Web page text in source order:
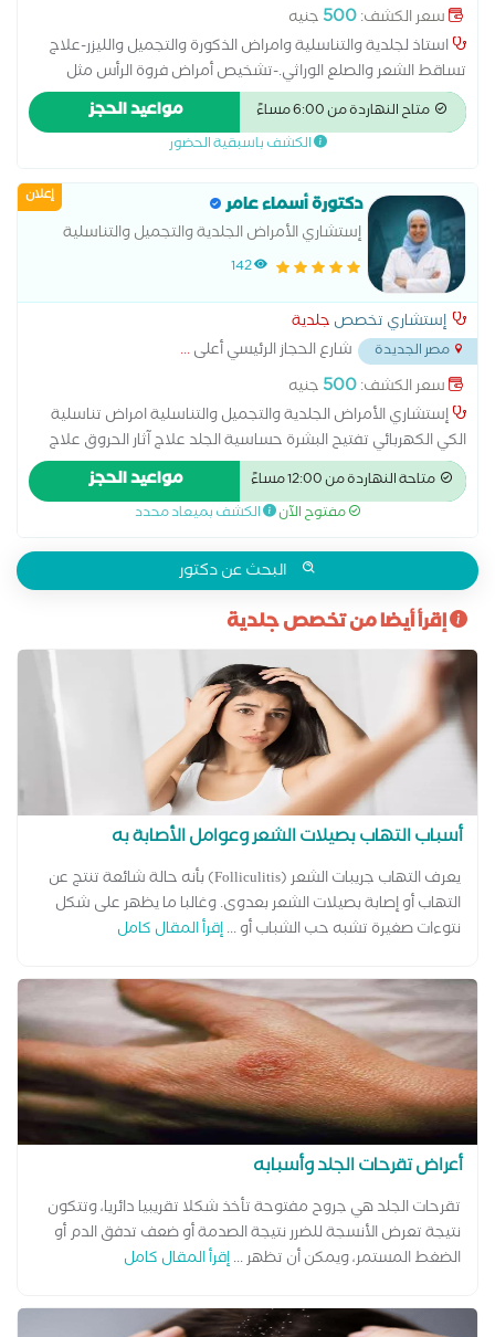
سعر الكشف:500 جنيه
استاذ لجلدية والتناسلية وامراض الذكورة والتجميل والليزر-علاج
تساقط الشعر والصلع الوراثي.-تشخيص أمراض فروة الرأس مثل
القشرة والالتهابات.-تقديم خطط علاج دوائية أو تجميلية-العنايه
بالبشره والشعر -حقن الميزوثيرابي والبلازما-والخلايا الجذعية للشعر
والبشره-حقن الهالات السوداء بالبلازما والميزوثيرابي حقن الشفايف
الخراج ،ازاله الكيس الدهني ، ازاله الاظافر ،ازاله الزوائد الجلديه ، ازاله
السنط والثالول-والديرما بن
متاح النهاردة من 6:00 مساءً مواعيد الحجز
الكشف باسبقية الحضور
إعلان دكتورة أسماء عامر
إستشاري الأمراض الجلدية والتجميل والتناسلية
142
إستشاري تخصص جلدية
مصر الجديدة شارع الحجاز الرئيسي أعلى...
سعر الكشف:500 جنيه
إستشاري الأمراض الجلدية والتجميل والتناسلية امراض تناسلية
الكي الكهربائي تفتيح البشرة حساسية الجلد علاج آثار الحروق علاج
الإكزيما علاج البشرة علاج التجاعيد علاج التصبغات الجلدية علاج
التينيا علاج الصدفية علاج الصلع علاج الصلع الوراثى علاج الطفح
الجلدي علاج الكَلَف علاج الكيس الدهني علاج النمش علاج سقوط
متاحة النهاردة من 12:00 مساءً مواعيد الحجز
مفتوح الآن الكشف بميعاد محدد
البحث عن دكتور
إقرأ أيضا من تخصص جلدية
أسباب التهاب بصيلات الشعر وعوامل الأصابة به
يعرف التهاب جريبات الشعر (Folliculitis) بأنه حالة شائعة تنتج عن
التهاب أو إصابة بصيلات الشعر بعدوى. وغالبا ما يظهر على شكل
نتوءات صغيرة تشبه حب الشباب أو ...إقرأ المقال كامل
أعراض تقرحات الجلد وأسبابه
تقرحات الجلد هي جروح مفتوحة تأخذ شكلا تقريبيا دائريا، وتتكون
نتيجة تعرض الأنسجة للضرر نتيجة الصدمة أو ضعف تدفق الدم أو
الضغط المستمر، ويمكن أن تظهر ...إقرأ المقال كامل